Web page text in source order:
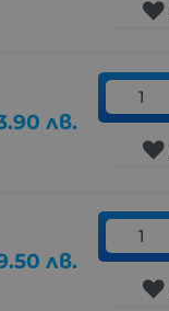
лв.
лв.